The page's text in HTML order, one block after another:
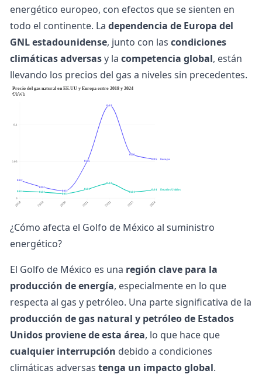
energético europeo, con efectos que se sienten en
todo el continente. La dependencia de Europa del
GNL estadounidense, junto con las condiciones
climáticas adversasy la competencia global, están
llevando los precios del gas a niveles sin precedentes.
¿Cómo afecta el Golfo de México al suministro
energético?
El Golfo de México es una región clave para la
producción de energía, especialmente en lo que
respecta al gas y petróleo. Una parte significativa de la
producción de gas natural y petróleo de Estados
Unidos proviene de esta área, lo que hace que
cualquier interrupción debido a condiciones
climáticas adversas tenga un impacto global.